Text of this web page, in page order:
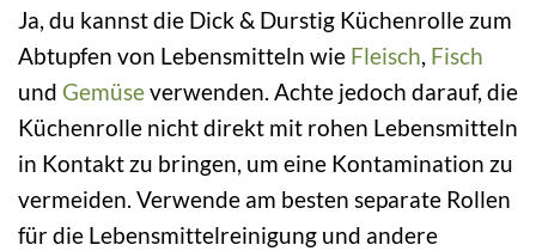
Ja, du kannst die Dick & Durstig Küchenrolle zum
Abtupfen von Lebensmitteln wie Fleisch, Fisch
und Gemüseverwenden. Achte jedoch darauf, die
Küchenrolle nicht direkt mit rohen Lebensmitteln
in Kontakt zu bringen, um eine Kontamination zu
vermeiden. Verwende am besten separate Rollen
für die Lebensmittelreinigung und andere